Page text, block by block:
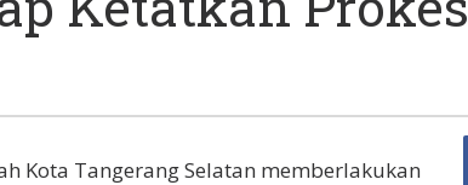
Kota Tangerang Selatan memberlakukan